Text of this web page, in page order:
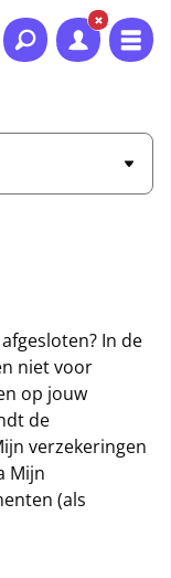
In de
niet voor
op jouw
de
verzekeringen
Mijn
(als